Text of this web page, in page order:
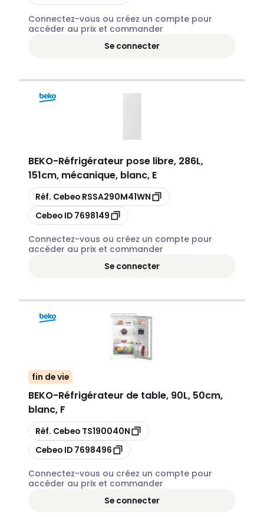
Connectez-vous ou créez un compte pour
accéder au prix et commander
Se connecter
BEKO-Réfrigérateur pose libre, 286L,
151cm, mécanique, blanc, E
Copier
Réf. Cebeo RSSA290M41WN
Copier
Cebeo ID 7698149
Connectez-vous ou créez un compte pour
accéder au prix et commander
Se connecter
fin de vie
BEKO-Réfrigérateur de table, 90L, 50cm,
blanc, F
Copier
Réf. Cebeo TS190040N
Copier
Cebeo ID 7698496
Connectez-vous ou créez un compte pour
accéder au prix et commander
Se connecter